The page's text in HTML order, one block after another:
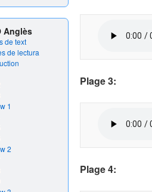
Anglès
de text
de lectura
1
2
Plage3:
Plage4: